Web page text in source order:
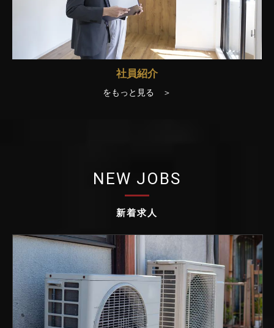
社員紹介
をもっと見る ＞
新着求人
NEW JOBS